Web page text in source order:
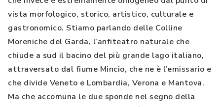
vista morfologico, storico, artistico, culturale e
gastronomico. Stiamo parlando delle Colline
Moreniche del Garda, l’anfiteatro naturale che
chiude a sud il bacino del più grande lago italiano,
attraversato dal fiume Mincio, che ne è l’emissario e
che divide Veneto e Lombardia, Verona e Mantova.
Ma che accomuna le due sponde nel segno della